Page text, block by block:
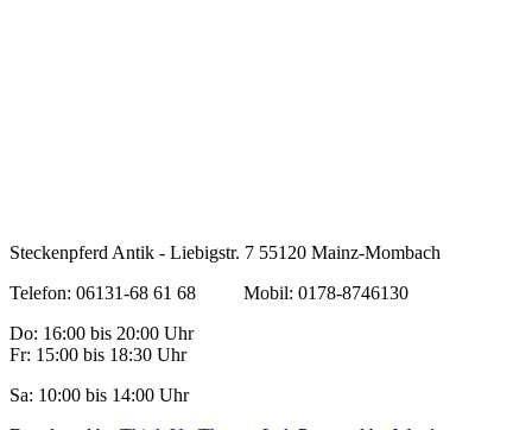
Steckenpferd Antik - Liebigstr. 7 55120 Mainz-Mombach
Telefon: 06131-68 61 68 Mobil: 0178-8746130
Do: 16:00 bis 20:00 Uhr
Fr: 15:00 bis 18:30 Uhr
Sa: 10:00 bis 14:00 Uhr